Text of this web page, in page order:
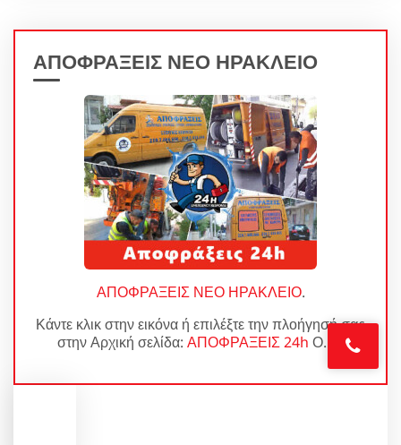
ΑΠΟΦΡΑΞΕΙΣ ΝΕΟ ΗΡΑΚΛΕΙΟ
ΑΠΟΦΡΑΞΕΙΣ ΝΕΟ ΗΡΑΚΛΕΙΟ.
Κάντε κλικ στην εικόνα ή επιλέξτε την πλοήγησή σας
στην Αρχική σελίδα: ΑΠΟΦΡΑΞΕΙΣ 24h Ο.Ε.!